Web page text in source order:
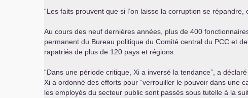
“Les faits prouvent que si l’on laisse la corruption se
Au cours des neuf dernières années, plus de 400
permanent du Bureau politique du Comité central du PCC et
rapatriés de plus de 120 pays et régions.
“Dans une période critique, Xi a inversé la tendance”, a
Xi a ordonné des efforts pour “verrouiller le pouvoir dans une
les employés du secteur public sont passés sous tutelle à la